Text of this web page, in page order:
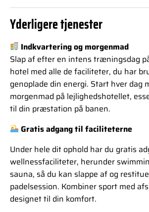
Yderligere tjenester
Indkvartering og morgenmad
Slap af efter en intens træningsdag
hotel med alle de faciliteter, du har
genoplade din energi. Start hver dag
morgenmad på lejlighedshotellet,
til din præstation på banen.
Gratis adgang til faciliteterne
Under hele dit ophold har du gratis
wellnessfaciliteter, herunder
sauna, så du kan slappe af og
padelsession. Kombiner sport med
designet til din komfort.